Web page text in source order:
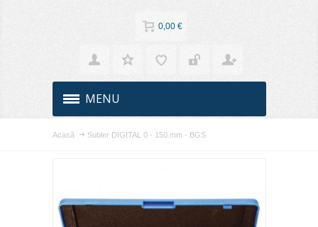
0,00 €
MENU
Acasă Subler DIGITAL 0 - 150.mm - BGS